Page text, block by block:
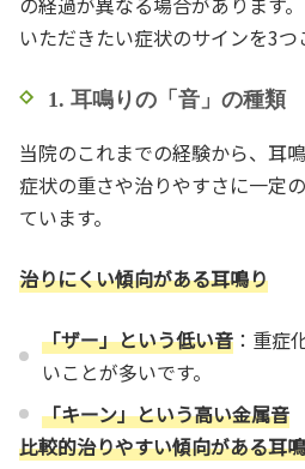
いただきたい症状のサインを3つ
1. 耳鳴りの「音」の種類
当院のこれまでの経験から、耳
症状の重さや治りやすさに一定
ています。
治りにくい傾向がある耳鳴り
「ザー」という低い音 ：重症
いことが多いです。
「キーン」という高い金属音
比較的治りやすい傾向がある耳